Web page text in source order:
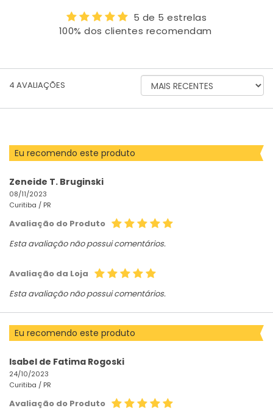
5 de 5 estrelas
100% dos clientes recomendam
4 AVALIAÇÕES
ORDENAR
AVALIAÇÕES
Eu recomendo este produto
Zeneide T. Bruginski
08/11/2023
Curitiba / PR
Avaliação do Produto
Esta avaliação não possui comentários.
Avaliação da Loja
Esta avaliação não possui comentários.
Eu recomendo este produto
Isabel de Fatima Rogoski
24/10/2023
Curitiba / PR
Avaliação do Produto